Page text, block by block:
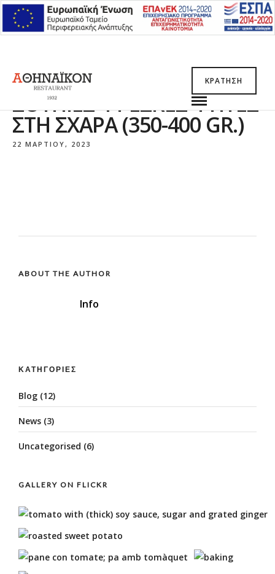
ΚΡΆΤΗΣΗ
ΣΟΥΠΙΈΣ ΦΡΈΣΚΕΣ ΨΗΤΈΣ
ΣΤΗ ΣΧΆΡΑ (350-400 GR.)
22 ΜΑΡΤΊΟΥ, 2023
ABOUT THE AUTHOR
Info
ΚΑΤΗΓΟΡΊΕΣ
Blog (12)
News (3)
Uncategorised (6)
GALLERY ON FLICKR